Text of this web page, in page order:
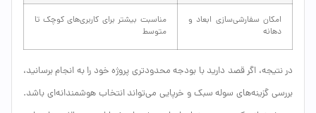
امکان سفارشی‌سازی ابعاد و
دهانه
مناسبت بیشتر برای کاربری‌های کوچک تا
متوسط
در نتیجه، اگر قصد دارید با بودجه محدودتری پروژه خود را به انجام برسانید،
بررسی گزینه‌های سوله سبک و خرپایی می‌تواند انتخاب هوشمندانه‌ای باشد.